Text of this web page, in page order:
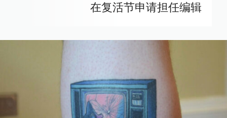
在复活节申请担任编辑